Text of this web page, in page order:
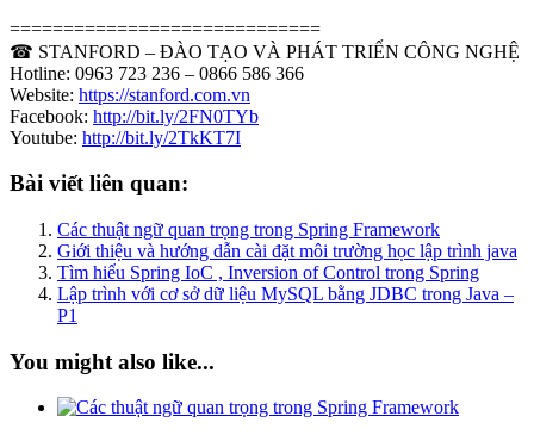
=============================
☎ STANFORD – ĐÀO TẠO VÀ PHÁT TRIỂN CÔNG NGHỆ
Hotline: 0963 723 236 – 0866 586 366
Website: https://stanford.com.vn
Facebook: http://bit.ly/2FN0TYb
Youtube: http://bit.ly/2TkKT7I
Bài viết liên quan:
Các thuật ngữ quan trọng trong Spring Framework
Giới thiệu và hướng dẫn cài đặt môi trường học lập trình java
Tìm hiểu Spring IoC , Inversion of Control trong Spring
Lập trình với cơ sở dữ liệu MySQL bằng JDBC trong Java –
P1
You might also like...